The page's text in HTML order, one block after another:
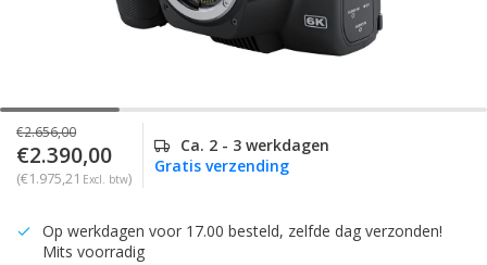
€2.656,00
€2.390,00
(€1.975,21 Excl. btw)
Ca. 2 - 3 werkdagen
Gratis verzending
Op werkdagen voor 17.00 besteld, zelfde dag verzonden!
Mits voorradig